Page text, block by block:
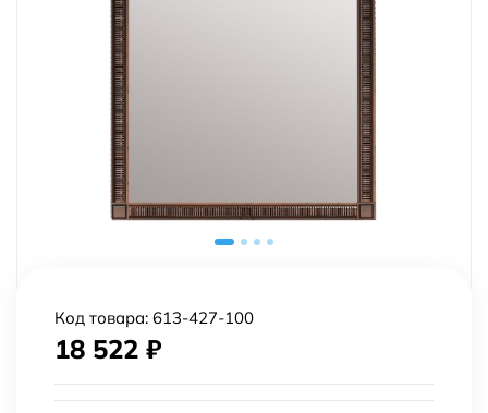
Код товара: 613-427-100
18 522 ₽